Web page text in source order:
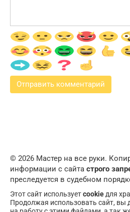
© 2026 Мастер на все руки.
информации с сайта строго
преследуется в судебном
Этот сайт используетcookieдля
Продолжая использовать сайт, вы